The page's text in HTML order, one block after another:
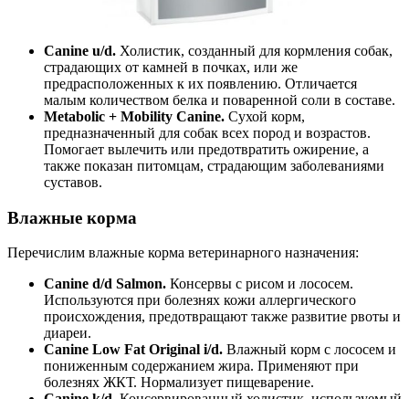
Canine u/d. Холистик, созданный для кормления собак,
страдающих от камней в почках, или же
предрасположенных к их появлению. Отличается
малым количеством белка и поваренной соли в составе.
Metabolic + Mobility Canine. Сухой корм,
предназначенный для собак всех пород и возрастов.
Помогает вылечить или предотвратить ожирение, а
также показан питомцам, страдающим заболеваниями
суставов.
Влажные корма
Перечислим влажные корма ветеринарного назначения:
Canine d/d Salmon. Консервы с рисом и лососем.
Используются при болезнях кожи аллергического
происхождения, предотвращают также развитие рвоты и
диареи.
Canine Low Fat Original i/d. Влажный корм с лососем и
пониженным содержанием жира. Применяют при
болезнях ЖКТ. Нормализует пищеварение.